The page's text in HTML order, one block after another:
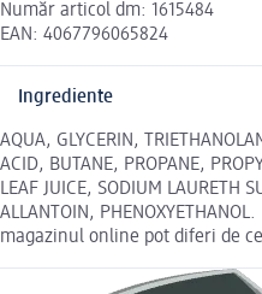
Număr articol dm: 1615484
EAN: 4067796065824
Ingrediente
AQUA, GLYCERIN,
ACID, BUTANE, PROPANE,
LEAF JUICE, SODIUM LAURETH
ALLANTOIN,
magazinul online pot diferi de